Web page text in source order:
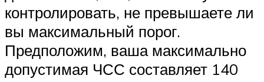
контролировать, не превышаете ли
вы максимальный порог.
Предположим, ваша максимально
допустимая ЧСС составляет 140